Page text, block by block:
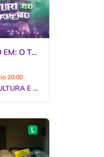
TETEU SEVERO EM: O TAL GURI DE APARTAMENTO 2.0
20:00
DE B